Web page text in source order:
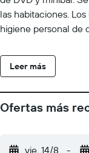
las habitaciones.
higiene personal de
wifi gratis. Entre las
las personas en
de café espresso y
de limpieza todos
instalaciones o
Leer más
Ofertas más
vie. 14/8 -